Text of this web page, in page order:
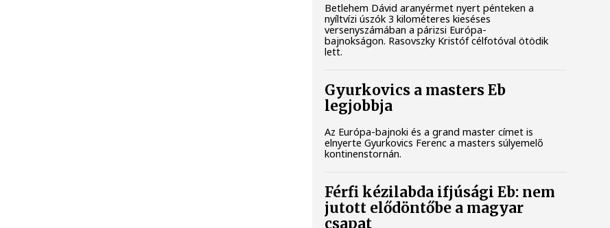
Betlehem Dávid aranyérmet nyert pénteken a
nyíltvízi úszók 3 kilométeres kieséses
versenyszámában a párizsi Európa-
bajnokságon. Rasovszky Kristóf célfotóval ötödik
lett.
Gyurkovics a masters Eb
legjobbja
Az Európa-bajnoki és a grand master címet is
elnyerte Gyurkovics Ferenc a masters súlyemelő
kontinenstornán.
Férfi kézilabda ifjúsági Eb: nem
jutott elődöntőbe a magyar
csapat